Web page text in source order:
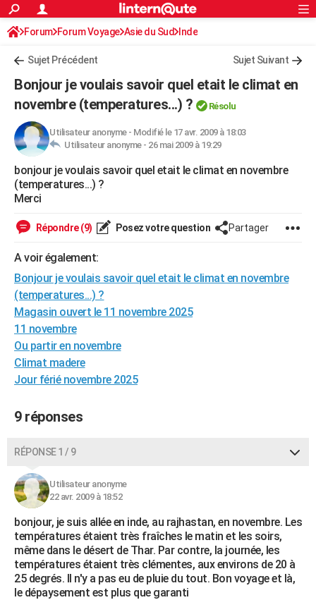
ACTUALITÉS
Politique
Société
Faits Divers
Education
Monde
Villes
+
Programme TV
Sorties cinéma
FINANCE
Retraite
Impôts
Epargne
Immobilier
Risques naturels par ville
Banque
Assurance
Crédit
AUTO
Essais
Réserver un essai
Citadines
Berlines
SUV
Forum auto
HIGH-TECH
Mobiles
Meilleur smartphone
Internet
Ordinateurs
Jeux vidéo
Guide high-tech
+BRICOLAGE
WEEK-END
Art de vivre
Bien-être
Loisirs
ModeModes de vie
SANTE
Alimentation
Guide de la santé
Maladies
Médicaments
Sommeil
VOYAGE
Destinations
City break
Voyage nature
Voyage de noces
Forum
Climat
+PHOTO
GUIDES D'ACHAT
CARTE DE VOEUX
Carte de Noël
Carte Bonne année
Carte Saint-Valentin
Carte Pâques
Carte d'anniversaire
DICTIONNAIRE
Dictionnaire
Biographies
Citations
Expressions
Proverbes
PROGRAMME TV
COPAINS D'AVANT
S'inscrire
Se connecter
Lycées
Collèges
Primaires
Universités
Entreprises
Service militaire
Avis de recherche
AVIS DE DÉCÈS
FORUM
Bricolage
Lifestyle
Culture
SportAuto
Television
Voyage
Cinema
S'inscrire
Connexion
Forum Forum Voyage Asie du Sud Inde
Sujet Précédent Sujet Suivant
Bonjour je voulais savoir quel etait le climat en
novembre (temperatures...) ?
Résolu
Utilisateur anonyme- Modifié le 17 avr. 2009 à 18:03
Utilisateur anonyme - 26 mai 2009 à 19:29
bonjour je voulais savoir quel etait le climat en novembre
(temperatures...) ?
Merci
Répondre (9) Posez votre question Partager
A voir également:
Bonjour je voulais savoir quel etait le climat en novembre
(temperatures...) ?
Magasin ouvert le 11 novembre 2025
11 novembre
Ou partir en novembre
Climat madere
Jour férié novembre 2025
9 réponses
RÉPONSE 1 / 9
Utilisateur anonyme
22 avr. 2009 à 18:52
bonjour, je suis allée en inde, au rajhastan, en novembre. Les
températures étaient très fraîches le matin et les soirs,
même dans le désert de Thar. Par contre, la journée, les
températures étaient très clémentes, aux environs de 20 à
25 degrés. Il n'y a pas eu de pluie du tout. Bon voyage et là,
le dépaysement est plus que garanti